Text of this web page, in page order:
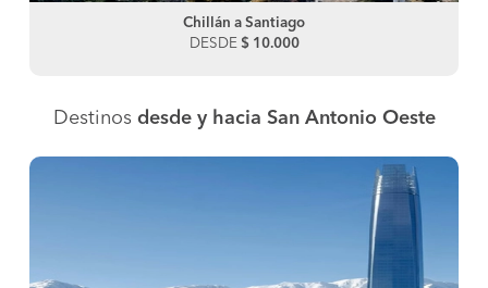
Chillán a Santiago
DESDE $ 10.000
Destinos desde y hacia San Antonio Oeste